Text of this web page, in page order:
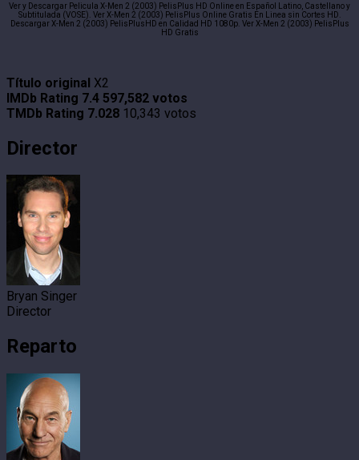
Ver y Descargar Pelicula X-Men 2 (2003) PelisPlus HD Online en Español Latino, Castellano y
Subtitulada (VOSE). Ver X-Men 2 (2003) PelisPlus Online Gratis En Linea sin Cortes HD.
Descargar X-Men 2 (2003) PelisPlusHD en Calidad HD 1080p. Ver X-Men 2 (2003) PelisPlus
HD Gratis
Título original X2
IMDb Rating 7.4 597,582 votos
TMDb Rating 7.028 10,343 votos
Director
Bryan Singer
Director
Reparto